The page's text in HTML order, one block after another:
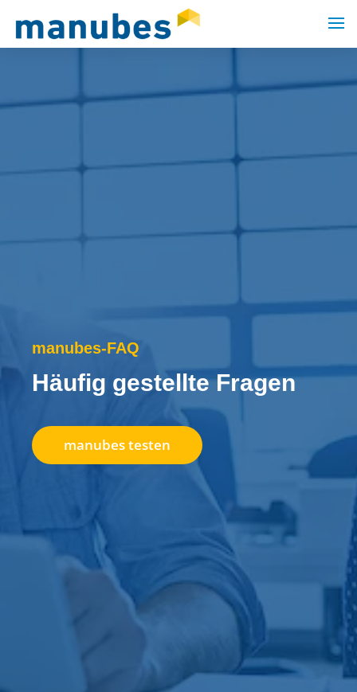
manubes-FAQ
Häufig gestellte Fragen
manubes testen